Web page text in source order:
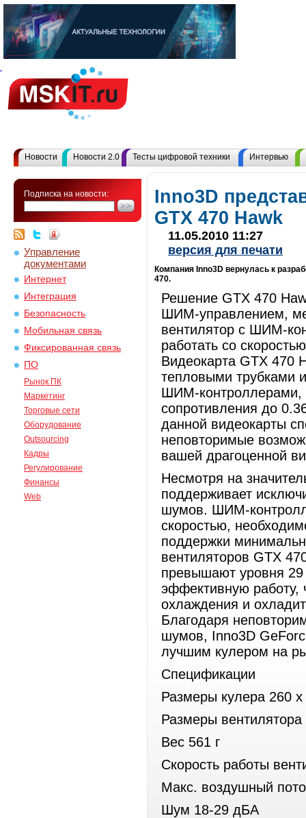
Новости Новости 2.0 Тесты цифровой техники Интервью
Подписка на новости:
Управление
документами
Интернет
Интеграция
Безопасность
Мобильная связь
Фиксированная связь
ПО
Рынок ПК
Маркетинг
Торговые сети
Оборудование
Outsourcing
Кадры
Регулирование
Финансы
Web
Inno3D
GTX 470 Hawk
11.05.2010 11:27
версия для печати
Компания Inno3D вернулась к
470.
Решение GTX 470
ШИМ-управлением,
вентилятор с ШИМ-
работать со
Видеокарта GTX 470
тепловыми трубками
ШИМ-контроллерами,
сопротивления до
данной видеокарты
неповторимые
вашей драгоценной
Несмотря на
поддерживает
шумов. ШИМ-
скоростью,
поддержки
вентиляторов GTX
превышают уровня
эффективную работу,
охлаждения и
Благодаря
шумов, Inno3D
лучшим кулером на
Спецификации
Размеры кулера 260
Размеры вентилятора
Вес 561 г
Скорость работы
Макс. воздушный
Шум 18-29 дБА